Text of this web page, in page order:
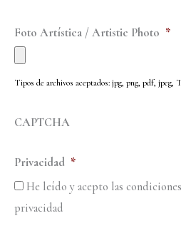
Foto Artística / Artistic Photo *
Tipos de archivos aceptados: jpg, png, pdf, jpeg,
CAPTCHA
Privacidad *
He leído y acepto las
privacidad